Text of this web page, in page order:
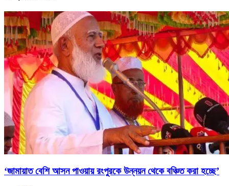
‘জামায়াত বেশি আসন পাওয়ায় রংপুরকে উন্নয়ন থেকে বঞ্চিত করা হচ্ছে’